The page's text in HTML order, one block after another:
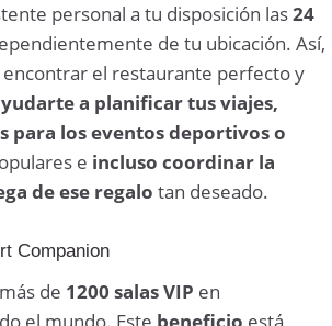
personal a tu disposición las24
de tu ubicación. Así,
el restaurante perfecto y
a planificar tus viajes,
para los eventos deportivos o
e incluso coordinar la
de ese regalo tan deseado.
Companion
de 1200 salas VIP en